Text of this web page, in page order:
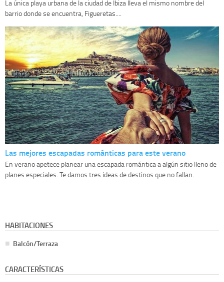
La única playa urbana de la ciudad de Ibiza lleva el mismo nombre del
barrio donde se encuentra, Figueretas....
Las mejores escapadas románticas para este verano
En verano apetece planear una escapada romántica a algún sitio lleno de
planes especiales. Te damos tres ideas de destinos que no fallan.
HABITACIONES
Balcón/Terraza
CARACTERÍSTICAS